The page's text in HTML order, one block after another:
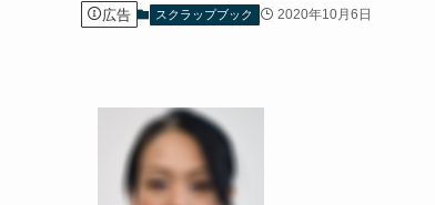
広告 スクラップブック 2020年10月6日